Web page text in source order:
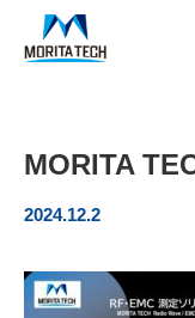
ホーム
MORITA
2024.12.2